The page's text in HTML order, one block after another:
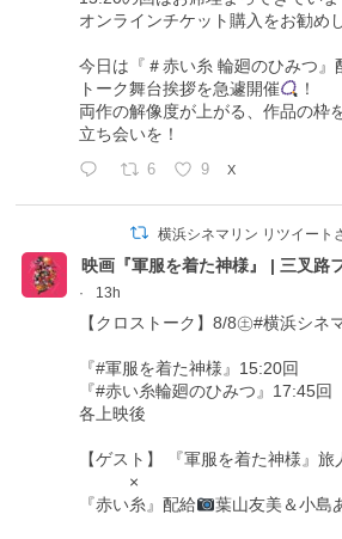
オンラインチケット購入をお勧め
今日は『＃赤い糸 輪廻のひみつ』
トーク舞台挨拶を急遽開催
！
両作の解像度が上がる、作品の枠
立ち会いを！
6 9 X
横浜シネマリン リツイート
映画『軍服を着た神様』 | 三叉路
·
13h
【クロストーク】8/8㊏#横浜シネ
『#軍服を着た神様』15:20回
『#赤い糸輪廻のひみつ』17:45回
各上映後
【ゲスト】 『軍服を着た神様』旅
×
『赤い糸』配給
葉山友美＆小島